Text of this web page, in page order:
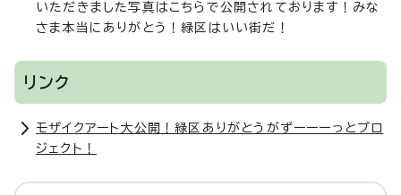
いただきました写真はこちらで公開されております！みな
さま本当にありがとう！緑区はいい街だ！
リンク
モザイクアート大公開！緑区ありがとうがずーーーっとプロ
ジェクト！